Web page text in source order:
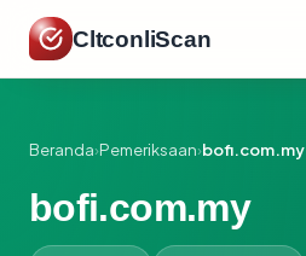
CltconliScan
Beranda›Pemeriksaan›bofi.com.my
bofi.com.my